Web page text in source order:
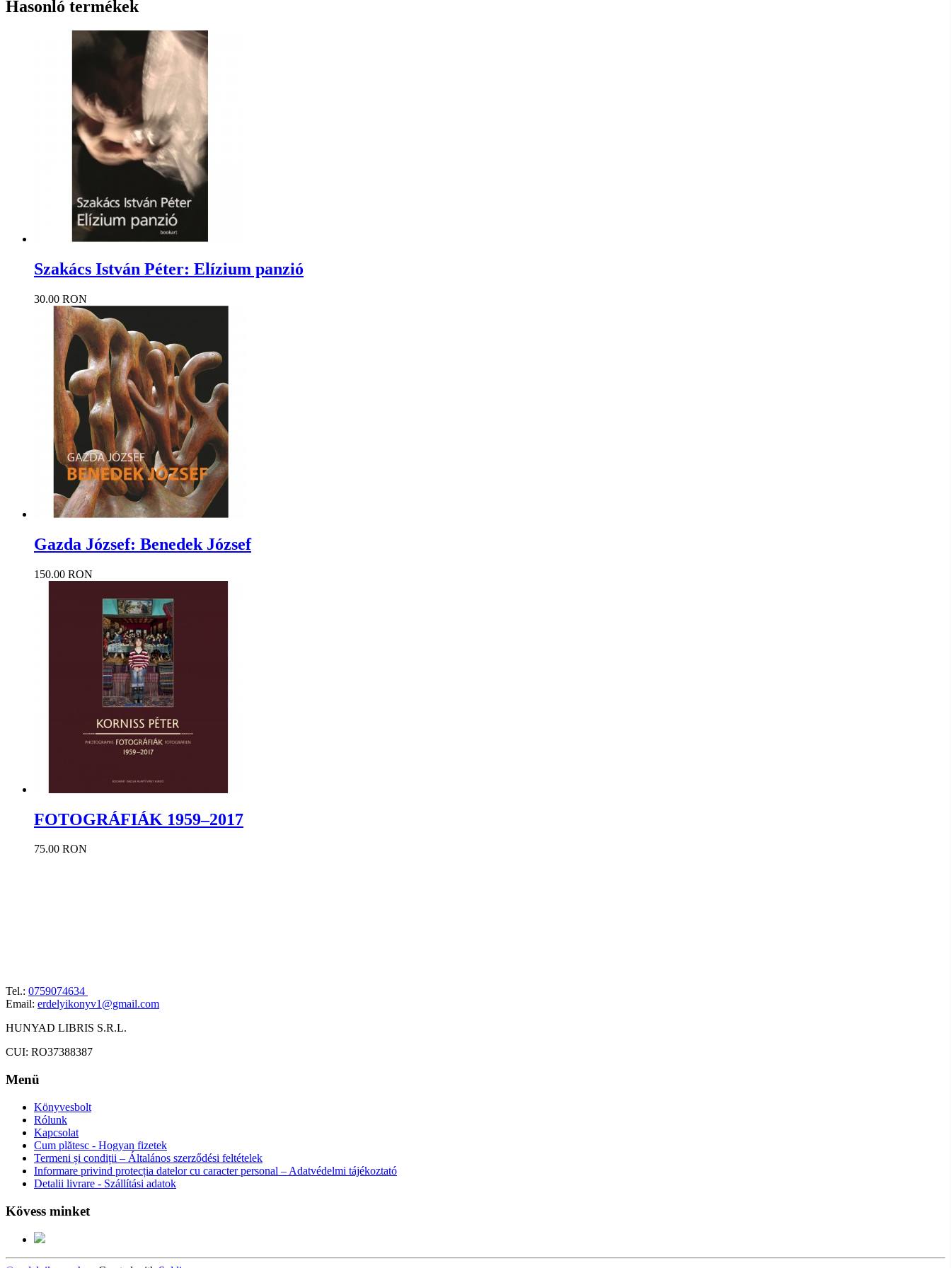
Hasonló termékek
Szakács István Péter: Elízium panzió
30.00 RON
Gazda József: Benedek József
150.00 RON
FOTOGRÁFIÁK 1959–2017
75.00 RON
Tel.: 0759074634
Email: erdelyikonyv1@gmail.com
HUNYAD LIBRIS S.R.L.
CUI: RO37388387
Menü
Könyvesbolt
Rólunk
Kapcsolat
Cum plătesc - Hogyan fizetek
Termeni și condiții – Általános szerződési feltételek
Informare privind protecția datelor cu caracter personal – Adatvédelmi tájékoztató
Detalii livrare - Szállítási adatok
Kövess minket